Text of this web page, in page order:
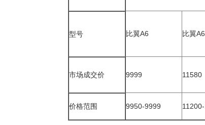
型号 比翼A6 比翼A
市场成交价 9999 11580
价格范围 9950-9999 11 200-